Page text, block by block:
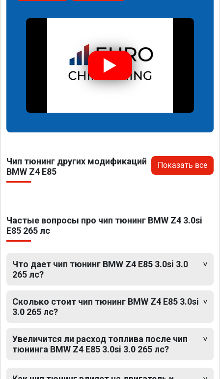
Чип тюнинг других модификаций
BMW Z4 E85
Показать все
Частые вопросы про чип тюнинг BMW Z4 3.0si
E85 265 лс
Что дает чип тюнинг BMW Z4 E85 3.0si 3.0
265 лс?
Сколько стоит чип тюнинг BMW Z4 E85 3.0si
3.0 265 лс?
Увеличится ли расход топлива после чип
тюнинга BMW Z4 E85 3.0si 3.0 265 лс?